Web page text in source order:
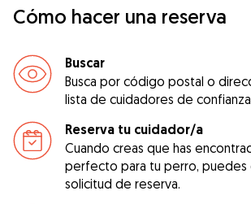
Cómo hacer una reserva
Buscar
Busca por código postal o
lista de cuidadores de
Reserva tu cuidador/a
Cuando creas que has
perfecto para tu perro, puedes
solicitud de reserva.